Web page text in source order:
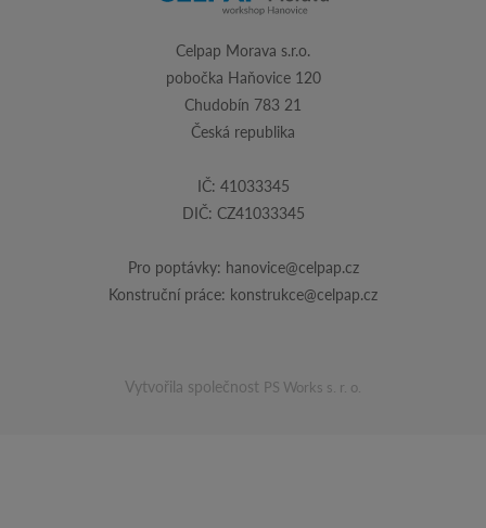
Celpap Morava s.r.o.
pobočka Haňovice 120
Chudobín 783 21
Česká republika
IČ: 41033345
DIČ: CZ41033345
Pro poptávky: hanovice@celpap.cz
Konstruční práce: konstrukce@celpap.cz
Vytvořila společnost PS Works s. r. o.